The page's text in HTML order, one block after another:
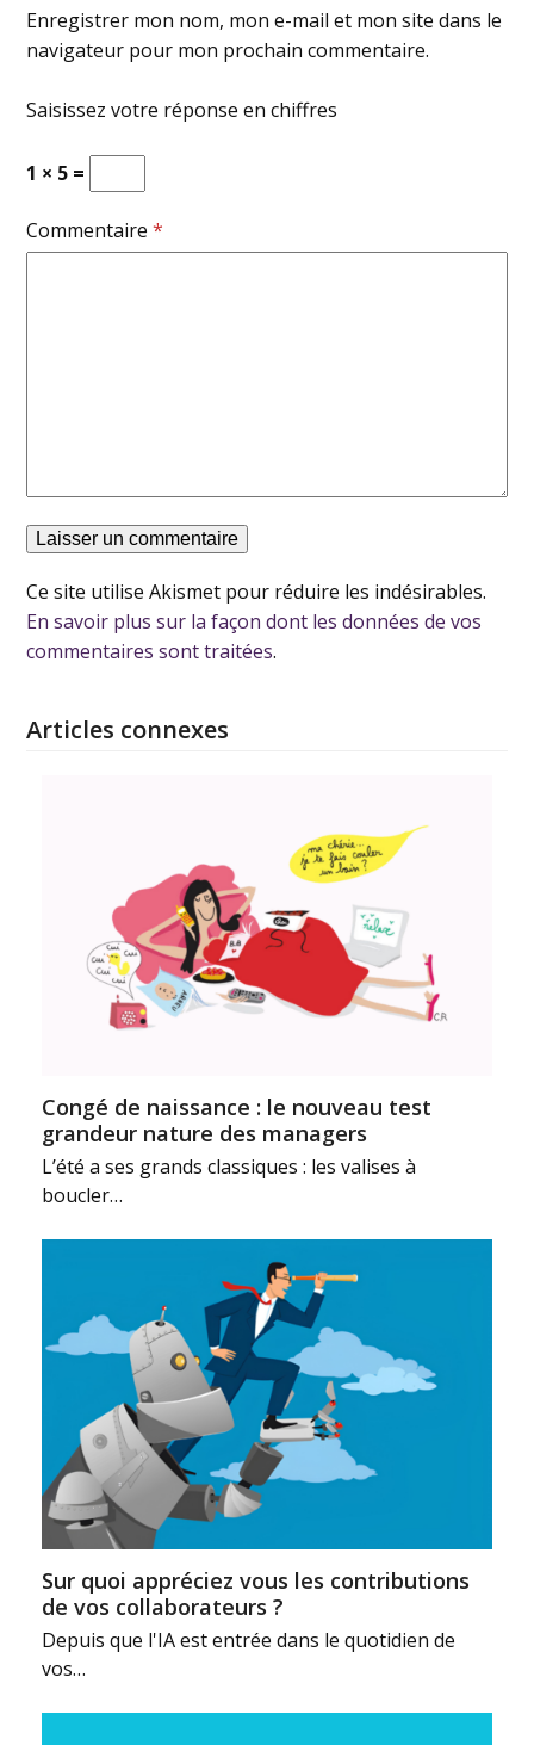
Enregistrer mon nom, mon e-mail et mon site dans le
navigateur pour mon prochain commentaire.
Saisissez votre réponse en chiffres
1 × 5 =
Commentaire*
Ce site utilise Akismet pour réduire les indésirables.
En savoir plus sur la façon dont les données de vos
commentaires sont traitées.
Articles connexes
Congé de naissance : le nouveau test
grandeur nature des managers
L’été a ses grands classiques : les valises à
boucler…
Sur quoi appréciez vous les contributions
de vos collaborateurs ?
Depuis que l'IA est entrée dans le quotidien de
vos…